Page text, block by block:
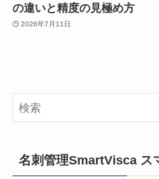
の違いと精度の見極め方
2026年7月11日
名刺管理SmartVisca ス